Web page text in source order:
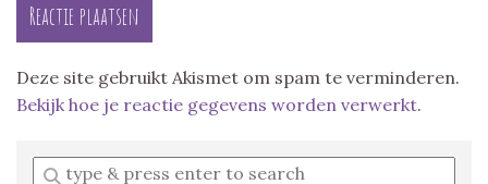
Deze site gebruikt Akismet om spam te verminderen.
Bekijk hoe je reactie gegevens worden verwerkt.
Enter